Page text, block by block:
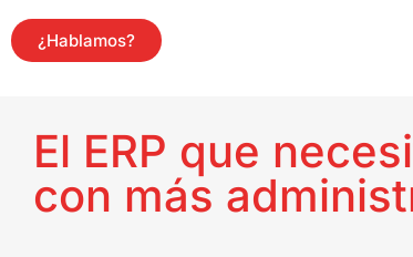
¿Hablamos?
El ERP que
con más